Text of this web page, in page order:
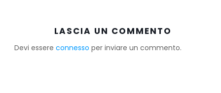
LASCIA UN COMMENTO
Devi essere connesso per inviare un commento.